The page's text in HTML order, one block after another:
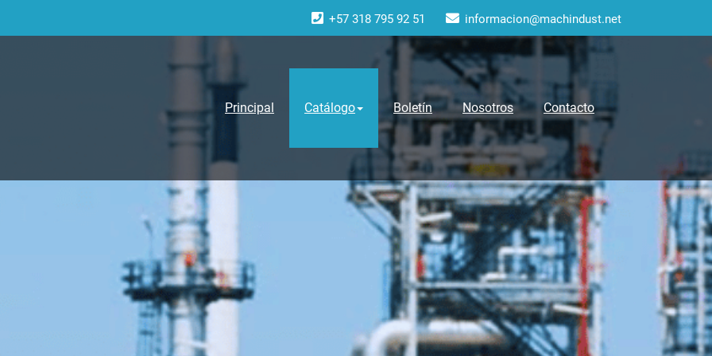
+57 318 795 92 51 informacion@machindust.net
Principal Catálogo Boletín Nosotros Contacto